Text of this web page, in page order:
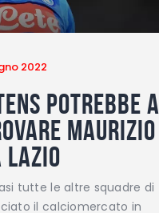
2022
potrebbe a
Maurizio
tutte le altre squadre di
il calciomercato in